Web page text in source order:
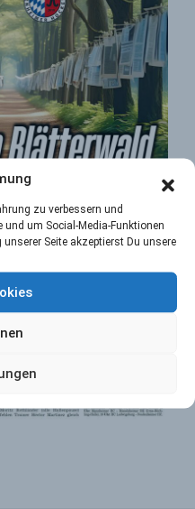
zu verbessern und
um Social-Media-Funktionen
Seite akzeptierst Du unsere